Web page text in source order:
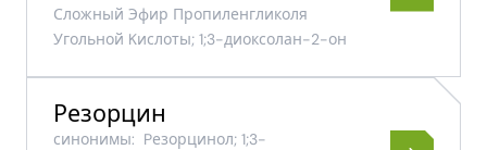
Сложный Эфир Пропиленгликоля
Угольной Kислоты; 1;3-диоксолан-2-он
Резорцин
синонимы: Pезорцинол; 1;3-